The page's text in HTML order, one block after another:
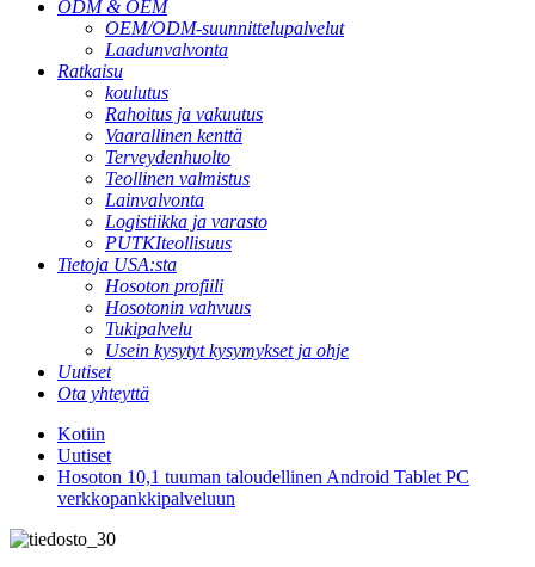
ODM & OEM
OEM/ODM-suunnittelupalvelut
Laadunvalvonta
Ratkaisu
koulutus
Rahoitus ja vakuutus
Vaarallinen kenttä
Terveydenhuolto
Teollinen valmistus
Lainvalvonta
Logistiikka ja varasto
PUTKIteollisuus
Tietoja USA:sta
Hosoton profiili
Hosotonin vahvuus
Tukipalvelu
Usein kysytyt kysymykset ja ohje
Uutiset
Ota yhteyttä
Kotiin
Uutiset
Hosoton 10,1 tuuman taloudellinen Android Tablet PC
verkkopankkipalveluun